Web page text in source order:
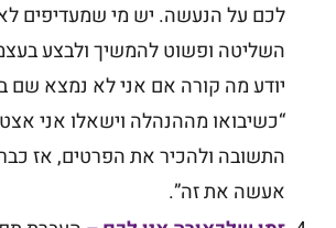
לכם על הנעשה. יש מי שמעדיפים לא
השליטה ופשוט להמשיך ולבצע
יודע מה קורה אם אני לא נמצא שם
“כשיבואו מההנהלה וישאלו אני
התשובה ולהכיר את הפרטים, אז
אעשה את זה”.